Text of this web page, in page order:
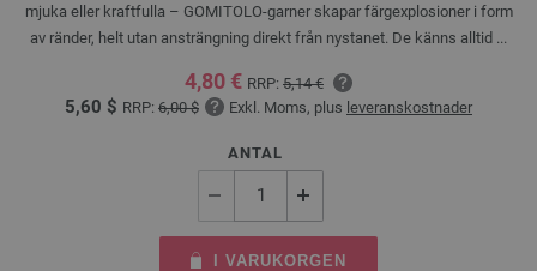
mjuka eller kraftfulla – GOMITOLO-garner skapar färgexplosioner i form
av ränder, helt utan ansträngning direkt från nystanet. De känns alltid ...
4,80 € RRP: 5,14 €
5,60 $ RRP: 6,00 $ Exkl. Moms, plus leveranskostnader
ANTAL
I VARUKORGEN